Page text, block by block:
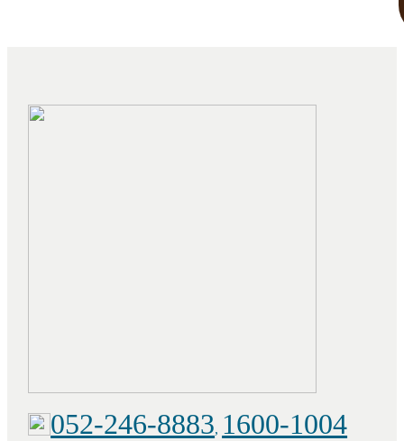
052-246-8883, 1600-1004